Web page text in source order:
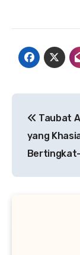
pos
Taubat
yang